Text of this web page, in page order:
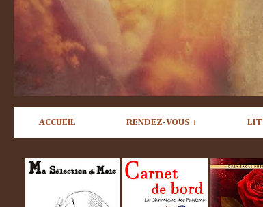
ACCUEIL RENDEZ-VOUS ↓